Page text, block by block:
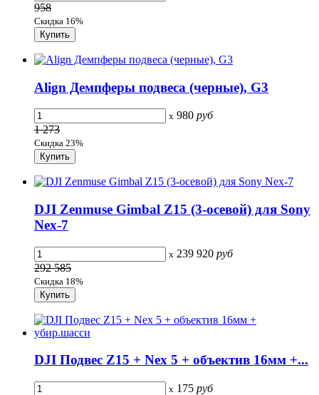
958
Скидка 16%
Align Демпферы подвеса (черные), G3
x 980 руб
1 273
Скидка 23%
DJI Zenmuse Gimbal Z15 (3-осевой) для Sony
Nex-7
x 239 920 руб
292 585
Скидка 18%
DJI Подвес Z15 + Nex 5 + объектив 16мм +...
x 175 руб